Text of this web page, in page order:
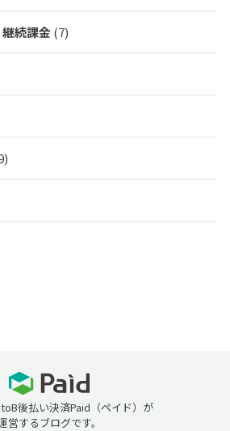
続課金 (7)
後払い決済Paid（ペイド）が
営するブログです。